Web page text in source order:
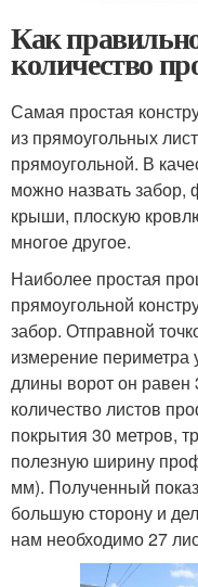
Как
количество
Самая простая
из прямоугольных
прямоугольной. В
можно назвать забор,
крыши, плоскую
многое другое.
Наиболее простая
прямоугольной
забор. Отправной
измерение периметра
длины ворот он равен
количество листов
покрытия 30 метров,
полезную ширину
мм). Полученный
большую сторону и
нам необходимо 27